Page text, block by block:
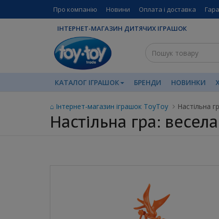
Про компанію Новини Оплата і доставка
ІНТЕРНЕТ-МАГАЗИН ДИТЯЧИХ ІГРАШОК
КАТАЛОГ ІГРАШОК БРЕНДИ НОВИНКИ
⌂ Інтернет-магазин іграшок ToyToy Настільна
Настільна гра: